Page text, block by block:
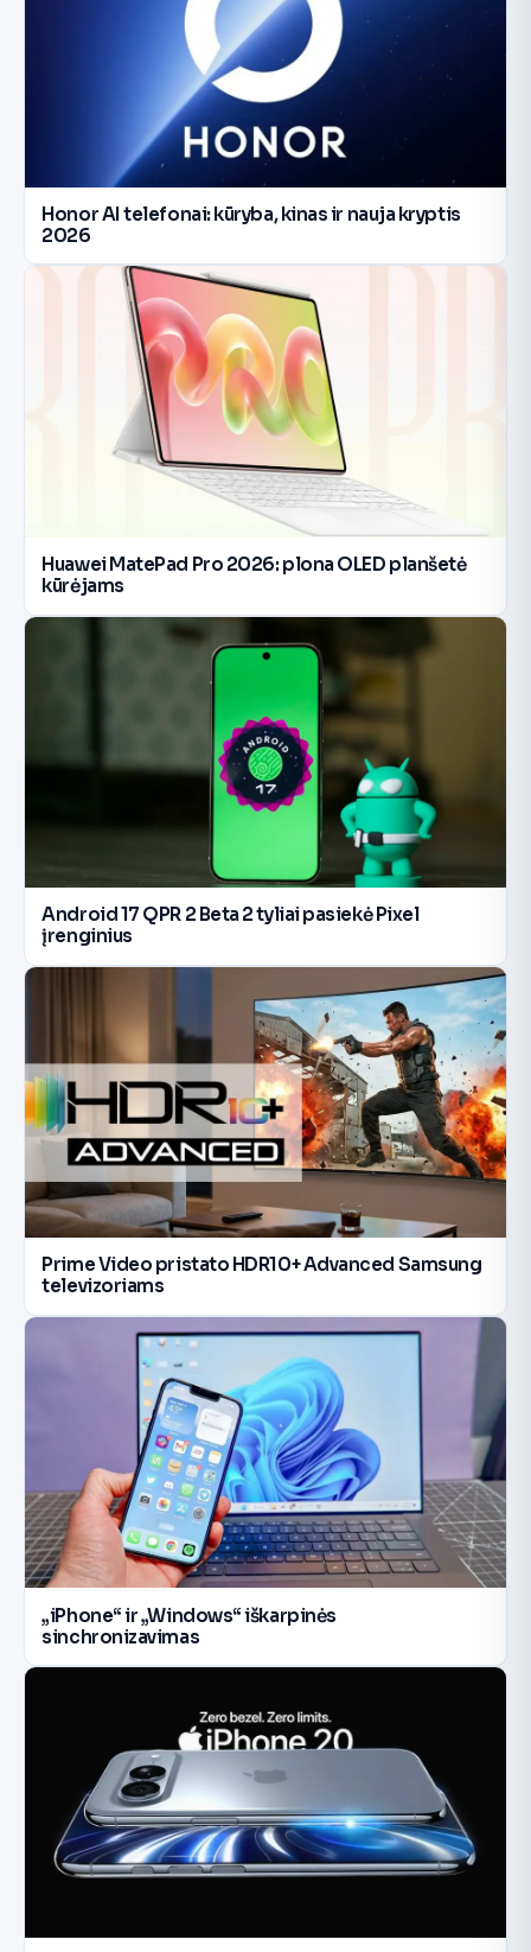
Honor AI telefonai: kūryba, kinas ir nauja kryptis
2026
Huawei MatePad Pro 2026: plona OLED planšetė
kūrėjams
Android 17 QPR 2 Beta 2 tyliai pasiekė Pixel
įrenginius
Prime Video pristato HDR10+ Advanced Samsung
televizoriams
„iPhone“ ir „Windows“ iškarpinės
sinchronizavimas